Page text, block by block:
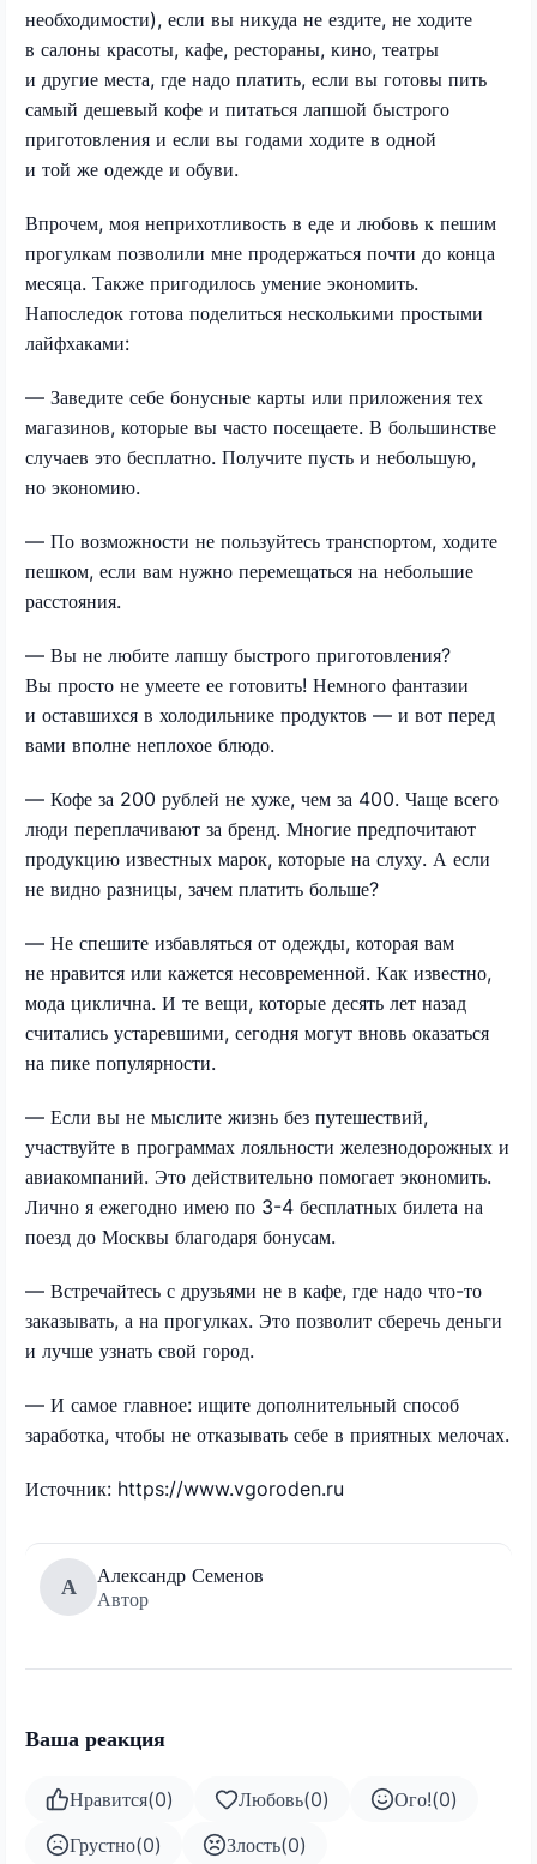
необходимости), если вы никуда не ездите, не ходите
в салоны красоты, кафе, рестораны, кино, театры
и другие места, где надо платить, если вы готовы пить
самый дешевый кофе и питаться лапшой быстрого
приготовления и если вы годами ходите в одной
и той же одежде и обуви.
Впрочем, моя неприхотливость в еде и любовь к пешим
прогулкам позволили мне продержаться почти до конца
месяца. Также пригодилось умение экономить.
Напоследок готова поделиться несколькими простыми
лайфхаками:
— Заведите себе бонусные карты или приложения тех
магазинов, которые вы часто посещаете. В большинстве
случаев это бесплатно. Получите пусть и небольшую,
но экономию.
— По возможности не пользуйтесь транспортом, ходите
пешком, если вам нужно перемещаться на небольшие
расстояния.
— Вы не любите лапшу быстрого приготовления?
Вы просто не умеете ее готовить! Немного фантазии
и оставшихся в холодильнике продуктов — и вот перед
вами вполне неплохое блюдо.
— Кофе за 200 рублей не хуже, чем за 400. Чаще всего
люди переплачивают за бренд. Многие предпочитают
продукцию известных марок, которые на слуху. А если
не видно разницы, зачем платить больше?
— Не спешите избавляться от одежды, которая вам
не нравится или кажется несовременной. Как известно,
мода циклична. И те вещи, которые десять лет назад
считались устаревшими, сегодня могут вновь оказаться
на пике популярности.
— Если вы не мыслите жизнь без путешествий,
участвуйте в программах лояльности железнодорожных и
авиакомпаний. Это действительно помогает экономить.
Лично я ежегодно имею по 3-4 бесплатных билета на
поезд до Москвы благодаря бонусам.
— Встречайтесь с друзьями не в кафе, где надо что-то
заказывать, а на прогулках. Это позволит сберечь деньги
и лучше узнать свой город.
— И самое главное: ищите дополнительный способ
заработка, чтобы не отказывать себе в приятных мелочах.
Источник: https://www.vgoroden.ru
А
Александр Семенов
Автор
Ваша реакция
Нравится(0) Любовь(0) Ого!(0)
Грустно(0) Злость(0)